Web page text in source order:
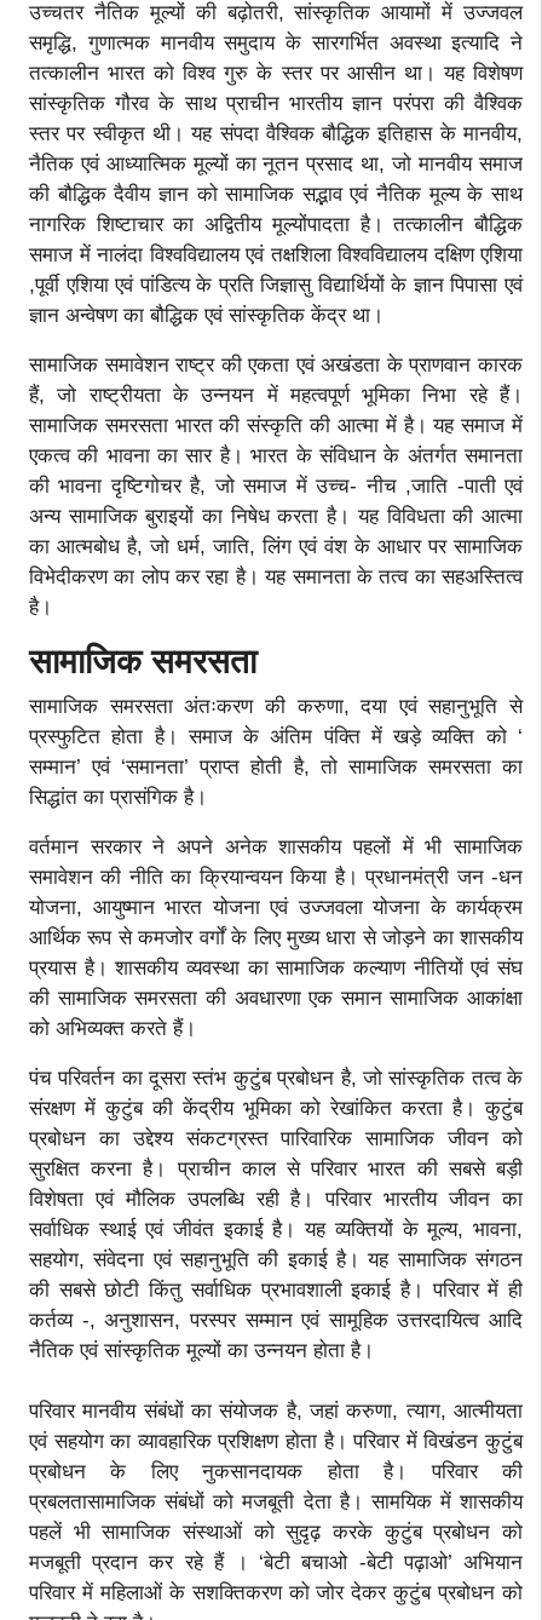
उच्चतर नैतिक मूल्यों की बढ़ोतरी, सांस्कृतिक आयामों में उज्जवल
समृद्धि, गुणात्मक मानवीय समुदाय के सारगर्भित अवस्था इत्यादि ने
तत्कालीन भारत को विश्व गुरु के स्तर पर आसीन था। यह विशेषण
सांस्कृतिक गौरव के साथ प्राचीन भारतीय ज्ञान परंपरा की वैश्विक
स्तर पर स्वीकृत थी। यह संपदा वैश्विक बौद्धिक इतिहास के मानवीय,
नैतिक एवं आध्यात्मिक मूल्यों का नूतन प्रसाद था, जो मानवीय समाज
की बौद्धिक दैवीय ज्ञान को सामाजिक सद्भाव एवं नैतिक मूल्य के साथ
नागरिक शिष्टाचार का अद्वितीय मूल्योंपादता है। तत्कालीन बौद्धिक
समाज में नालंदा विश्वविद्यालय एवं तक्षशिला विश्वविद्यालय दक्षिण एशिया
,पूर्वी एशिया एवं पांडित्य के प्रति जिज्ञासु विद्यार्थियों के ज्ञान पिपासा एवं
ज्ञान अन्वेषण का बौद्धिक एवं सांस्कृतिक केंद्र था।
सामाजिक समावेशन राष्ट्र की एकता एवं अखंडता के प्राणवान कारक
हैं, जो राष्ट्रीयता के उन्नयन में महत्वपूर्ण भूमिका निभा रहे हैं।
सामाजिक समरसता भारत की संस्कृति की आत्मा में है। यह समाज में
एकत्व की भावना का सार है। भारत के संविधान के अंतर्गत समानता
की भावना दृष्टिगोचर है, जो समाज में उच्च- नीच ,जाति -पाती एवं
अन्य सामाजिक बुराइयों का निषेध करता है। यह विविधता की आत्मा
का आत्मबोध है, जो धर्म, जाति, लिंग एवं वंश के आधार पर सामाजिक
विभेदीकरण का लोप कर रहा है। यह समानता के तत्व का सहअस्तित्व
है।
सामाजिक समरसता
सामाजिक समरसता अंतःकरण की करुणा, दया एवं सहानुभूति से
प्रस्फुटित होता है। समाज के अंतिम पंक्ति में खड़े व्यक्ति को ‘
सम्मान’ एवं ‘समानता’ प्राप्त होती है, तो सामाजिक समरसता का
सिद्धांत का प्रासंगिक है।
वर्तमान सरकार ने अपने अनेक शासकीय पहलों में भी सामाजिक
समावेशन की नीति का क्रियान्वयन किया है। प्रधानमंत्री जन -धन
योजना, आयुष्मान भारत योजना एवं उज्जवला योजना के कार्यक्रम
आर्थिक रूप से कमजोर वर्गों के लिए मुख्य धारा से जोड़ने का शासकीय
प्रयास है। शासकीय व्यवस्था का सामाजिक कल्याण नीतियों एवं संघ
की सामाजिक समरसता की अवधारणा एक समान सामाजिक आकांक्षा
को अभिव्यक्त करते हैं।
पंच परिवर्तन का दूसरा स्तंभ कुटुंब प्रबोधन है, जो सांस्कृतिक तत्व के
संरक्षण में कुटुंब की केंद्रीय भूमिका को रेखांकित करता है। कुटुंब
प्रबोधन का उद्देश्य संकटग्रस्त पारिवारिक सामाजिक जीवन को
सुरक्षित करना है। प्राचीन काल से परिवार भारत की सबसे बड़ी
विशेषता एवं मौलिक उपलब्धि रही है। परिवार भारतीय जीवन का
सर्वाधिक स्थाई एवं जीवंत इकाई है। यह व्यक्तियों के मूल्य, भावना,
सहयोग, संवेदना एवं सहानुभूति की इकाई है। यह सामाजिक संगठन
की सबसे छोटी किंतु सर्वाधिक प्रभावशाली इकाई है। परिवार में ही
कर्तव्य -, अनुशासन, परस्पर सम्मान एवं सामूहिक उत्तरदायित्व आदि
नैतिक एवं सांस्कृतिक मूल्यों का उन्नयन होता है।
परिवार मानवीय संबंधों का संयोजक है, जहां करुणा, त्याग, आत्मीयता
एवं सहयोग का व्यावहारिक प्रशिक्षण होता है। परिवार में विखंडन कुटुंब
प्रबोधन के लिए नुकसानदायक होता है। परिवार की
प्रबलतासामाजिक संबंधों को मजबूती देता है। सामयिक में शासकीय
पहलें भी सामाजिक संस्थाओं को सुदृढ़ करके कुटुंब प्रबोधन को
मजबूती प्रदान कर रहे हैं । ‘बेटी बचाओ -बेटी पढ़ाओ’ अभियान
परिवार में महिलाओं के सशक्तिकरण को जोर देकर कुटुंब प्रबोधन को